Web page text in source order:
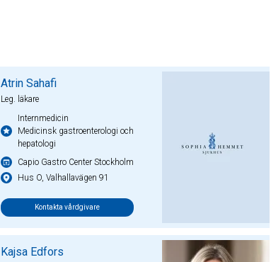
Atrin Sahafi
Leg. läkare
Internmedicin
Medicinsk gastroenterologi och
hepatologi
Capio Gastro Center Stockholm
Hus O, Valhallavägen 91
Kontakta vårdgivare
Kajsa Edfors